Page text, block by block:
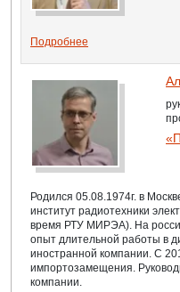
Подробнее
Родился 05.08.1974г. в
институт радиотехники
время РТУ МИРЭА). На
опыт длительной работы в
иностранной компании. С
импортозамещения.
компании.